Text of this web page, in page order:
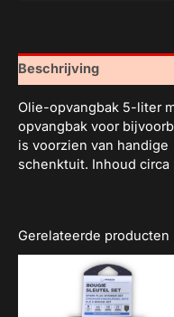
Beschrijving
Olie-opvangbak 5-liter
opvangbak voor
is voorzien van handige
schenktuit. Inhoud
Gerelateerde producten